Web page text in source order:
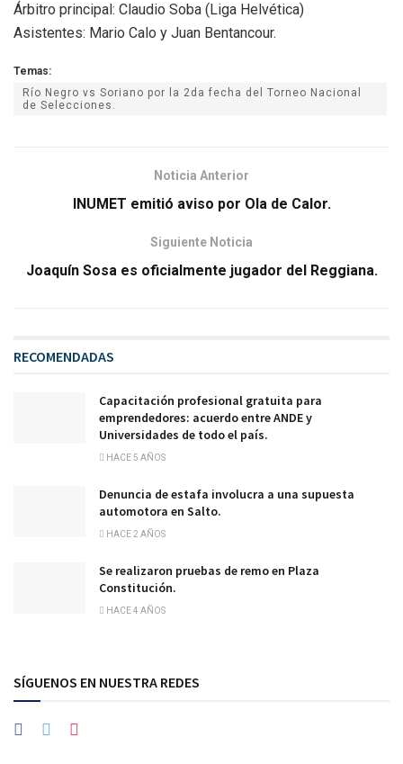
Árbitro principal: Claudio Soba (Liga Helvética)
Asistentes: Mario Calo y Juan Bentancour.
Temas:
Río Negro vs Soriano por la 2da fecha del Torneo Nacional
de Selecciones.
Noticia Anterior
INUMET emitió aviso por Ola de Calor.
Siguiente Noticia
Joaquín Sosa es oficialmente jugador del Reggiana.
RECOMENDADAS
Capacitación profesional gratuita para
emprendedores: acuerdo entre ANDE y
Universidades de todo el país.
HACE 5 AÑOS
Denuncia de estafa involucra a una supuesta
automotora en Salto.
HACE 2 AÑOS
Se realizaron pruebas de remo en Plaza
Constitución.
HACE 4 AÑOS
SÍGUENOS EN NUESTRA REDES